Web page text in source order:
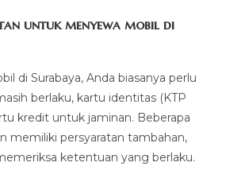
untuk menyewa mobil di
di Surabaya, Anda biasanya perlu
berlaku, kartu identitas (KTP
kredit untuk jaminan. Beberapa
memiliki persyaratan tambahan,
ketentuan yang berlaku.